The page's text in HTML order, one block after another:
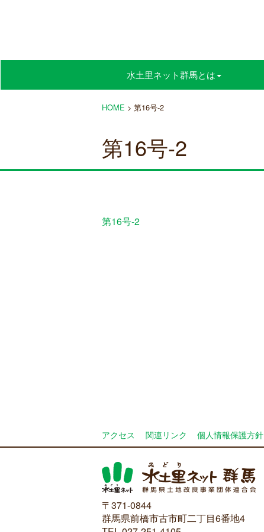
水土里ネット群馬とは
HOME > 第16号-2
第16号-2
第16号-2
アクセス 関連リンク 個人情報保護方針
〒371-0844
群馬県前橋市古市町二丁目6番地4